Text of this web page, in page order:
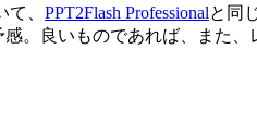
、 PPT2Flash Professionalと同
。良いものであれば、また、